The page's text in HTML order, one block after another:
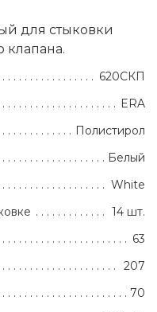
для стыковки
клапана.
620СКП
ERA
Полистирол
Белый
White
14 шт.
63
207
70